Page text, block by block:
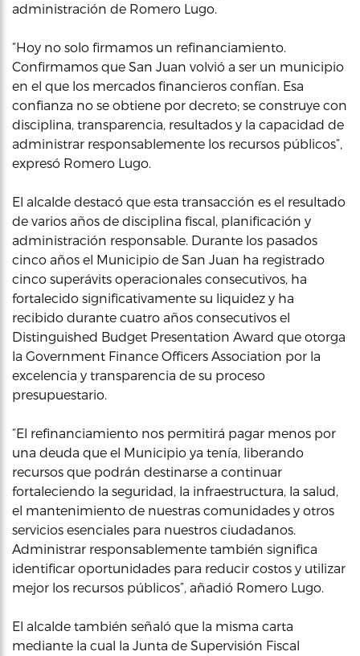
administración de Romero Lugo.
“Hoy no solo firmamos un refinanciamiento.
Confirmamos que San Juan volvió a ser un municipio
en el que los mercados financieros confían. Esa
confianza no se obtiene por decreto; se construye con
disciplina, transparencia, resultados y la capacidad de
administrar responsablemente los recursos públicos”,
expresó Romero Lugo.
El alcalde destacó que esta transacción es el resultado
de varios años de disciplina fiscal, planificación y
administración responsable. Durante los pasados
cinco años el Municipio de San Juan ha registrado
cinco superávits operacionales consecutivos, ha
fortalecido significativamente su liquidez y ha
recibido durante cuatro años consecutivos el
Distinguished Budget Presentation Award que otorga
la Government Finance Officers Association por la
excelencia y transparencia de su proceso
presupuestario.
“El refinanciamiento nos permitirá pagar menos por
una deuda que el Municipio ya tenía, liberando
recursos que podrán destinarse a continuar
fortaleciendo la seguridad, la infraestructura, la salud,
el mantenimiento de nuestras comunidades y otros
servicios esenciales para nuestros ciudadanos.
Administrar responsablemente también significa
identificar oportunidades para reducir costos y utilizar
mejor los recursos públicos”, añadió Romero Lugo.
El alcalde también señaló que la misma carta
mediante la cual la Junta de Supervisión Fiscal